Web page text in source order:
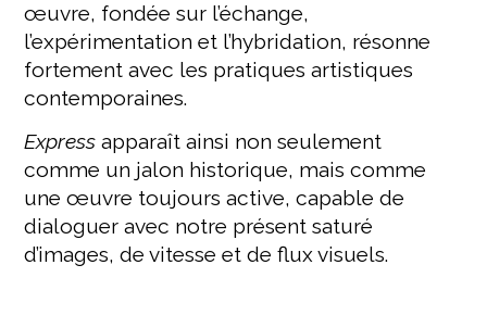
œuvre, fondée sur l’échange,
l’expérimentation et l’hybridation, résonne
fortement avec les pratiques artistiques
contemporaines.
Express apparaît ainsi non seulement
comme un jalon historique, mais comme
une œuvre toujours active, capable de
dialoguer avec notre présent saturé
d’images, de vitesse et de flux visuels.